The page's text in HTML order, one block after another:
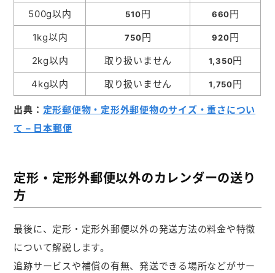
500g以内
510円 660円
1kg以内
750円 920円
2kg以内
取り扱いません 1,350円
4kg以内
取り扱いません 1,750円
出典： 定形郵便物・定形外郵便物のサイズ・重さについ
て – 日本郵便
定形・定形外郵便以外のカレンダーの送り
方
最後に、定形・定形外郵便以外の発送方法の料金や特徴
について解説します。
追跡サービスや補償の有無、発送できる場所などがサー